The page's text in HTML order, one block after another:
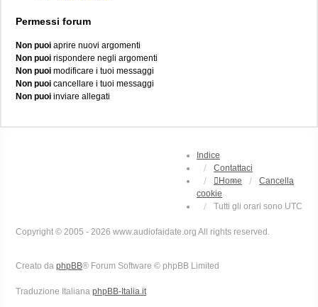
Permessi forum
Non puoi aprire nuovi argomenti
Non puoi rispondere negli argomenti
Non puoi modificare i tuoi messaggi
Non puoi cancellare i tuoi messaggi
Non puoi inviare allegati
Indice
Contattaci
Home
Cancella
cookie
Tutti gli orari sono UTC
Copyright © 2005 - 2026 www.audiofaidate.org All rights reserved.
Creato da phpBB® Forum Software © phpBB Limited
Traduzione Italiana phpBB-Italia.it